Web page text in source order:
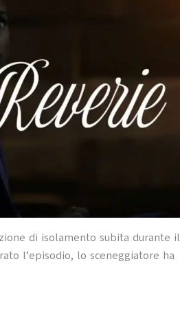
di isolamento subita durante il
l’episodio, lo sceneggiatore ha